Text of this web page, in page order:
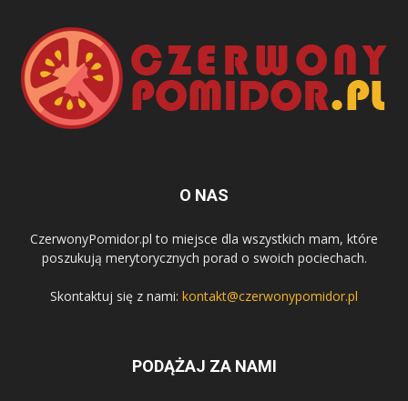
O NAS
CzerwonyPomidor.pl to miejsce dla wszystkich mam, które
poszukują merytorycznych porad o swoich pociechach.
Skontaktuj się z nami: kontakt@czerwonypomidor.pl
PODĄŻAJ ZA NAMI